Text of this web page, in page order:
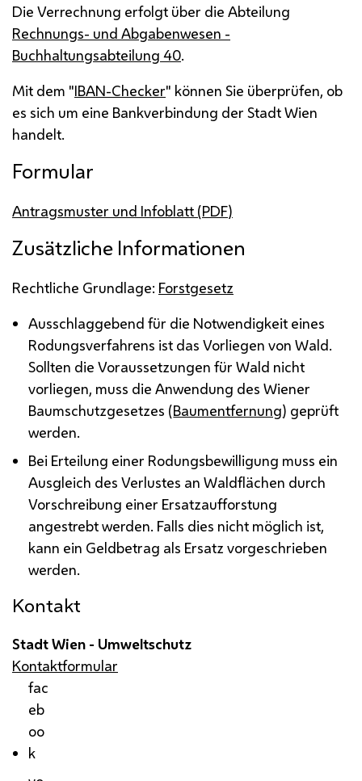
Die Verrechnung erfolgt über die Abteilung
Rechnungs- und Abgabenwesen -
Buchhaltungsabteilung 40.
Mit dem "IBAN-Checker" können Sie überprüfen, ob
es sich um eine Bankverbindung der Stadt Wien
handelt.
Formular
Antragsmuster und Infoblatt (PDF)
Zusätzliche Informationen
Rechtliche Grundlage: Forstgesetz
Ausschlaggebend für die Notwendigkeit eines
Rodungsverfahrens ist das Vorliegen von Wald.
Sollten die Voraussetzungen für Wald nicht
vorliegen, muss die Anwendung des Wiener
Baumschutzgesetzes (Baumentfernung) geprüft
werden.
Bei Erteilung einer Rodungsbewilligung muss ein
Ausgleich des Verlustes an Waldflächen durch
Vorschreibung einer Ersatzaufforstung
angestrebt werden. Falls dies nicht möglich ist,
kann ein Geldbetrag als Ersatz vorgeschrieben
werden.
Kontakt
Stadt Wien - Umweltschutz
Kontaktformular
fac
eb
oo
k